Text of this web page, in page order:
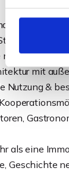
mit hohem
mit
mit
Nutzung &
als eine
Geschichte